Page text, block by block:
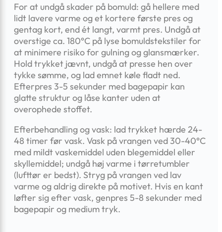
For at undgå skader på bomuld: gå hellere med
lidt lavere varme og et kortere første pres og
gentag kort, end ét langt, varmt pres. Undgå at
overstige ca. 180°C på lyse bomuldstekstiler for
at minimere risiko for gulning og glansmærker.
Hold trykket jævnt, undgå at presse hen over
tykke sømme, og lad emnet køle fladt ned.
Efterpres 3-5 sekunder med bagepapir kan
glatte struktur og låse kanter uden at
overophede stoffet.
Efterbehandling og vask: lad trykket hærde 24-
48 timer før vask. Vask på vrangen ved 30-40°C
med mildt vaskemiddel uden blegemiddel eller
skyllemiddel; undgå høj varme i tørretumbler
(lufttør er bedst). Stryg på vrangen ved lav
varme og aldrig direkte på motivet. Hvis en kant
løfter sig efter vask, genpres 5-8 sekunder med
bagepapir og medium tryk.